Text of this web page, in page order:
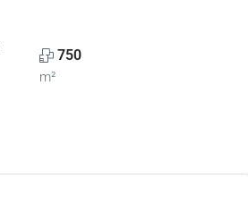
750
m²